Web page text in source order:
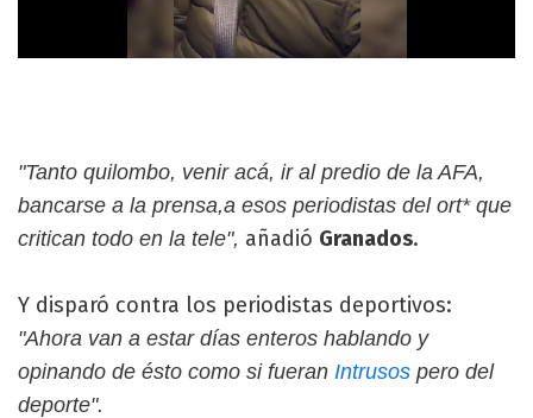
"Tanto quilombo, venir acá, ir al predio de la AFA,
bancarse a la prensa,a esos periodistas del ort* que
critican todo en la tele", añadió Granados.
Y disparó contra los periodistas deportivos:
"Ahora van a estar días enteros hablando y
opinando de ésto como si fueran Intrusos pero del
deporte".